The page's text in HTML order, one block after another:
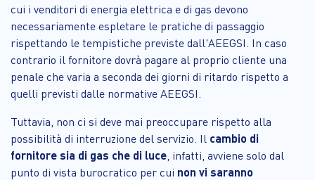
cui i venditori di energia elettrica e di gas devono
necessariamente espletare le pratiche di passaggio
rispettando le tempistiche previste dall'AEEGSI. In caso
contrario il fornitore dovrà pagare al proprio cliente una
penale che varia a seconda dei giorni di ritardo rispetto a
quelli previsti dalle normative AEEGSI.
Tuttavia, non ci si deve mai preoccupare rispetto alla
possibilità di interruzione del servizio. Il cambio di
fornitore sia di gas che di luce , infatti, avviene solo dal
punto di vista burocratico per cui non vi saranno